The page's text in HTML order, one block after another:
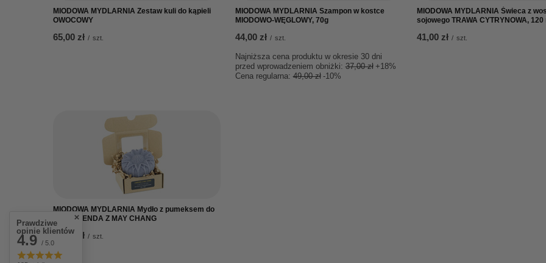
MIODOWA MYDLARNIA Zestaw kuli do kąpieli
OWOCOWY
65,00 zł / szt.
MIODOWA MYDLARNIA Szampon w kostce
MIODOWO-WĘGLOWY, 70g
44,00 zł / szt.
Najniższa cena produktu w okresie 30 dni
przed wprowadzeniem obniżki:37,00 zł +18%
Cena regularna:49,00 zł -10%
MIODOWA MYDLARNIA Świeca z
sojowego TRAWA CYTRYNOWA, 120
41,00 zł / szt.
MIODOWA MYDLARNIA Mydło z pumeksem do
rąk LAWENDA Z MAY CHANG
26,00 zł / szt.
Prawdziwe
opinie klientów
4.9 / 5.0